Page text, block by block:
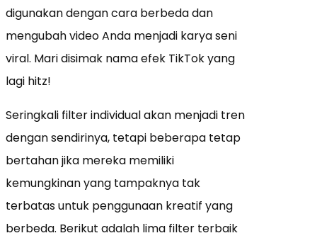
digunakan dengan cara berbeda dan
mengubah video Anda menjadi karya seni
viral. Mari disimak nama efek TikTok yang
lagi hitz!
Seringkali filter individual akan menjadi tren
dengan sendirinya, tetapi beberapa tetap
bertahan jika mereka memiliki
kemungkinan yang tampaknya tak
terbatas untuk penggunaan kreatif yang
berbeda. Berikut adalah lima filter terbaik